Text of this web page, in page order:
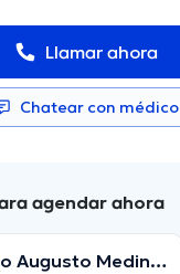
Llamar ahora
Chatear con médico
agendar ahora
Augusto Medina